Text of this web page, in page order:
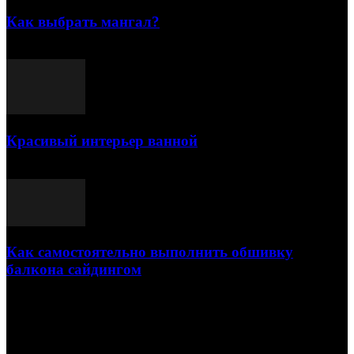
Как выбрать мангал?
Красивый интерьер ванной
Как самостоятельно выполнить обшивку
балкона сайдингом